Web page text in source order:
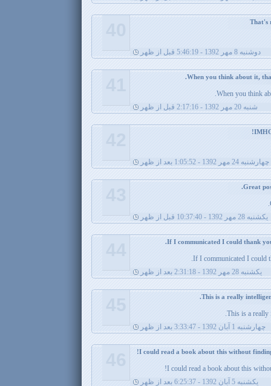
دوشنبه 8 مهر 1392 - 5:46:19 قبل از ظهر
When you think
شنبه 20 مهر 1392 - 2:17:16 قبل از ظهر
چهارشنبه 24 مهر 1392 - 1:05:52 بعد از ظهر
يکشنبه 28 مهر 1392 - 10:37:40 قبل از ظهر
If I communicated I could
يکشنبه 28 مهر 1392 - 2:31:18 بعد از ظهر
This is a really
چهارشنبه 1 آبان 1392 - 3:33:47 بعد از ظهر
I could read a book about this
يکشنبه 5 آبان 1392 - 6:25:37 بعد از ظهر